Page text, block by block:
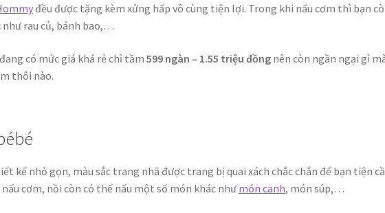
đều được tặng kèm xửng hấp vô cùng tiện lợi. Trong khi nấu cơm thì bạn
như rau củ, bánh bao,…
có mức giá khá rẻ chỉ tầm599 ngàn – 1.55 triệu đồng nên còn ngần ngại gì
thôi nào.
kế nhỏ gọn, màu sắc trang nhã được trang bị quai xách chắc chắn để bạn tiện
cơm, nồi còn có thể nấu một số món khác như món canh, món súp,…